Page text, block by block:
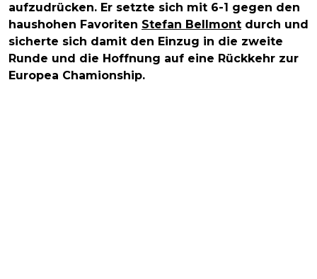
aufzudrücken. Er setzte sich mit 6-1 gegen den
haushohen Favoriten Stefan Bellmont durch und
sicherte sich damit den Einzug in die zweite
Runde und die Hoffnung auf eine Rückkehr zur
Europea Chamionship.